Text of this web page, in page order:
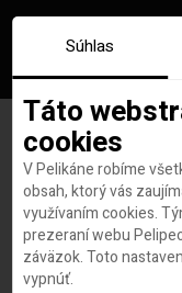
Súhlas
Táto
cookies
V Pelikáne robíme
obsah, ktorý vás
využívaním cookies.
prezeraní webu
záväzok. Toto
vypnúť.